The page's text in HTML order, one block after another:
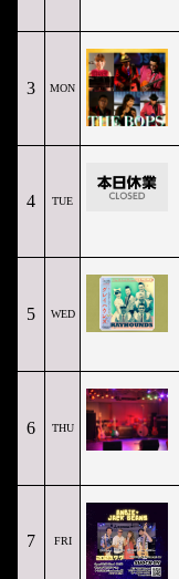
3 MON
4 TUE
5 WED
6 THU
7 FRI